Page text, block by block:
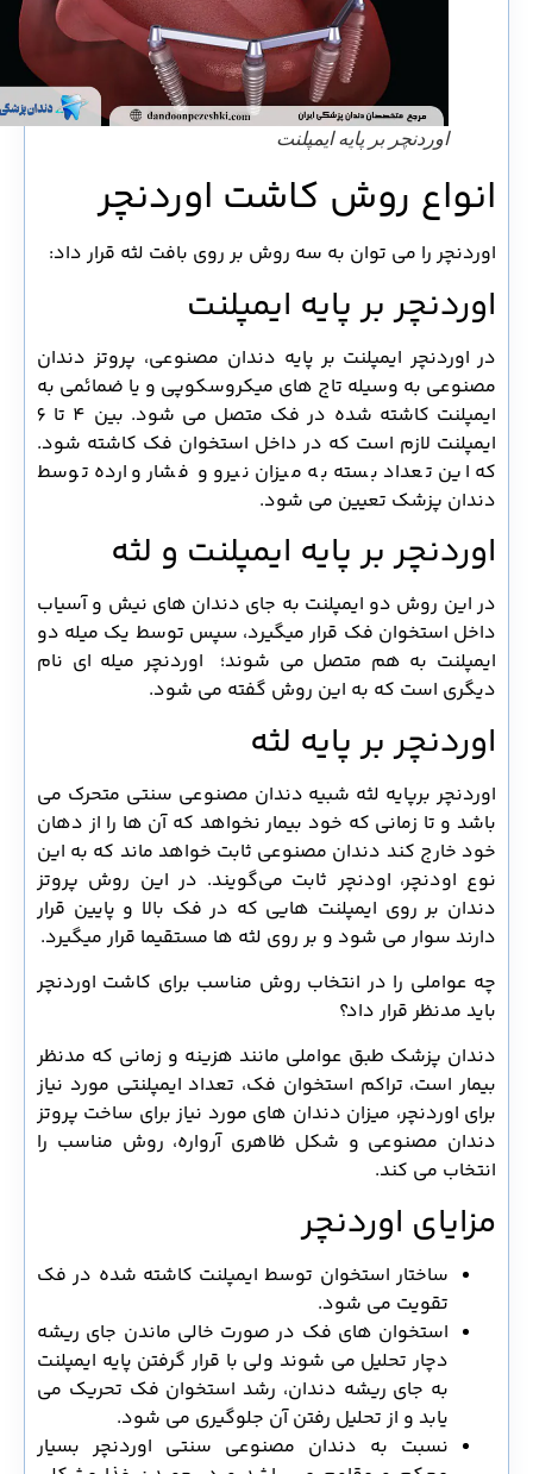
اوردنچر بر پایه ایمپلنت
انواع روش کاشت اوردنچر
اوردنچر را می توان به سه روش بر روی بافت لثه قرار داد:
اوردنچر بر پایه ایمپلنت
در اوردنچر ایمپلنت بر پایه دندان مصنوعی، پروتز دندان
مصنوعی به وسیله تاج های میکروسکوپی و یا ضمائمی به
ایمپلنت کاشته شده در فک متصل می شود. بین 4 تا 6
ایمپلنت لازم است که در داخل استخوان فک کاشته شود.
که این تعداد بسته به میزان نیرو و فشار وارده توسط
دندان پزشک تعیین می شود.
اوردنچر بر پایه ایمپلنت و لثه
در این روش دو ایمپلنت به جای دندان های نیش و آسیاب
داخل استخوان فک قرار میگیرد، سپس توسط یک میله دو
ایمپلنت به هم متصل می شوند؛ اوردنچر میله ای نام
دیگری است که به این روش گفته می شود.
اوردنچر بر پایه لثه
اوردنچر برپایه لثه شبیه دندان مصنوعی سنتی متحرک می
باشد و تا زمانی که خود بیمار نخواهد که آن ها را از دهان
خود خارج کند دندان مصنوعی ثابت خواهد ماند که به این
نوع اودنچر، اودنچر ثابت می‌گویند. در این روش پروتز
دندان بر روی ایمپلنت هایی که در فک بالا و پایین قرار
دارند سوار می شود و بر روی لثه ها مستقیما قرار میگیرد.
چه عواملی را در انتخاب روش مناسب برای کاشت اوردنچر
باید مدنظر قرار داد؟
دندان پزشک طبق عواملی مانند هزینه و زمانی که مدنظر
بیمار است، تراکم استخوان فک، تعداد ایمپلنتی مورد نیاز
برای اوردنچر، میزان دندان های مورد نیاز برای ساخت پروتز
دندان مصنوعی و شکل ظاهری آرواره، روش مناسب را
انتخاب می کند.
مزایای اوردنچر
ساختار استخوان توسط ایمپلنت کاشته شده در فک
تقویت می شود.
استخوان های فک در صورت خالی ماندن جای ریشه
دچار تحلیل می شوند ولی با قرار گرفتن پایه ایمپلنت
به جای ریشه دندان، رشد استخوان فک تحریک می
یابد و از تحلیل رفتن آن جلوگیری می شود.
نسبت به دندان مصنوعی سنتی اوردنچر بسیار